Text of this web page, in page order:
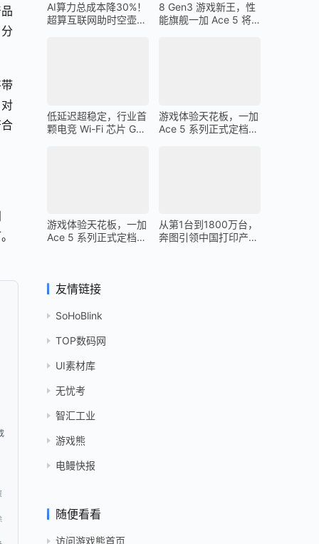
AI算力总成本降30%！
超算互联网助时空壶高
8 Gen3 游戏新王，性
能旗舰一加 Ace 5 将
低延迟超稳定，行业首
颗电竞 Wi-Fi 芯片 G1
游戏体验天花板，一加
Ace 5 系列正式定档
游戏体验天花板，一加
Ace 5 系列正式定档
从第1台到1800万台，
奔图引领中国打印产业
友情链接
SoHoBlink
TOP数码网
UI素材库
无忧考
智汇工业
游戏熊
电鳗快报
随便看看
访问游戏熊首页